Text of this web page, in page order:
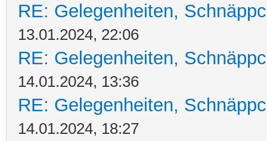
RE: Gelegenheiten,
13.01.2024, 22:06
RE: Gelegenheiten,
14.01.2024, 13:36
RE: Gelegenheiten,
14.01.2024, 18:27